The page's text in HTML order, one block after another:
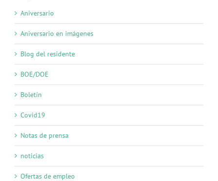
Aniversario
Aniversario en imágenes
Blog del residente
BOE/DOE
Boletín
Covid19
Notas de prensa
noticias
Ofertas de empleo